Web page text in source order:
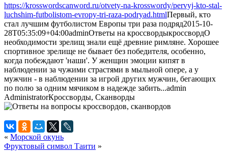
https://krosswordscanword.ru/otvety-na-krosswordy/pervyj-kto-stal-
luchshim-futbolistom-evropy-tri-raza-podryad.htmlПервый, кто
стал лучшим футболистом Европы три раза подряд2015-10-
28T05:35:09+04:00adminОтветы на кроссвордыкроссвордО
необходимости зрелищ знали ещё древние римляне. Хорошее
спортивное зрелище не бывает без победителя, особенно,
когда побеждают 'наши'. У женщин эмоции кипят в
наблюдении за чужими страстями в мыльной опере, а у
мужчин - в наблюдении за игрой других мужчин, бегающих
по полю за одним мячиком в надежде забить...admin
AdministratorКроссворды, Сканворды
« Морской окунь
Фруктовый символ Таити »